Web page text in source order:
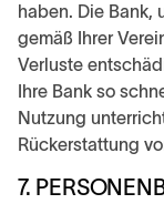
haben. Die Bank,
gemäß Ihrer
Verluste
Ihre Bank so
Nutzung
Rückerstattung
7.